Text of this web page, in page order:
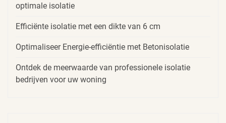
optimale isolatie
Efficiënte isolatie met een dikte van 6 cm
Optimaliseer Energie-efficiëntie met Betonisolatie
Ontdek de meerwaarde van professionele isolatie
bedrijven voor uw woning